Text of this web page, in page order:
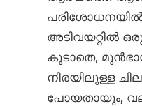
അടിവയറ്റിൽ
കൂടാതെ,
നിരയിലുള്ള
പോയതായും,